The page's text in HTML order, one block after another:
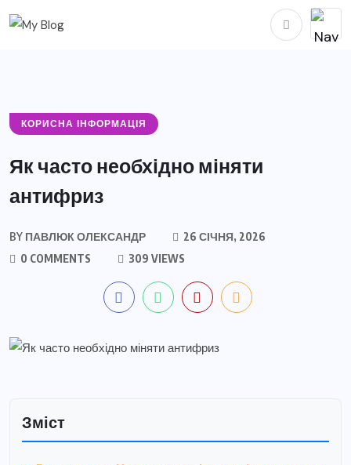
КОРИСНА ІНФОРМАЦІЯ
Як часто необхідно міняти
антифриз
BY ПАВЛЮК ОЛЕКСАНДР
26 СІЧНЯ, 2026
0 COMMENTS
309 VIEWS
Зміст